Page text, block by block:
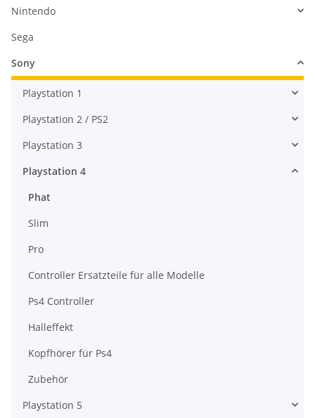
Nintendo
Sega
Sony
Playstation 1
Playstation 2 / PS2
Playstation 3
Playstation 4
Phat
Slim
Pro
Controller Ersatzteile für alle Modelle
Ps4 Controller
Halleffekt
Kopfhörer für Ps4
Zubehör
Playstation 5